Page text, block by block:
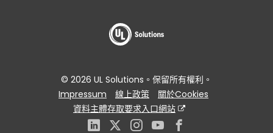
© 2026 UL Solutions。保留所有權利。
Impressum
線上政策
關於Cookies
資料主體存取要求入口網站